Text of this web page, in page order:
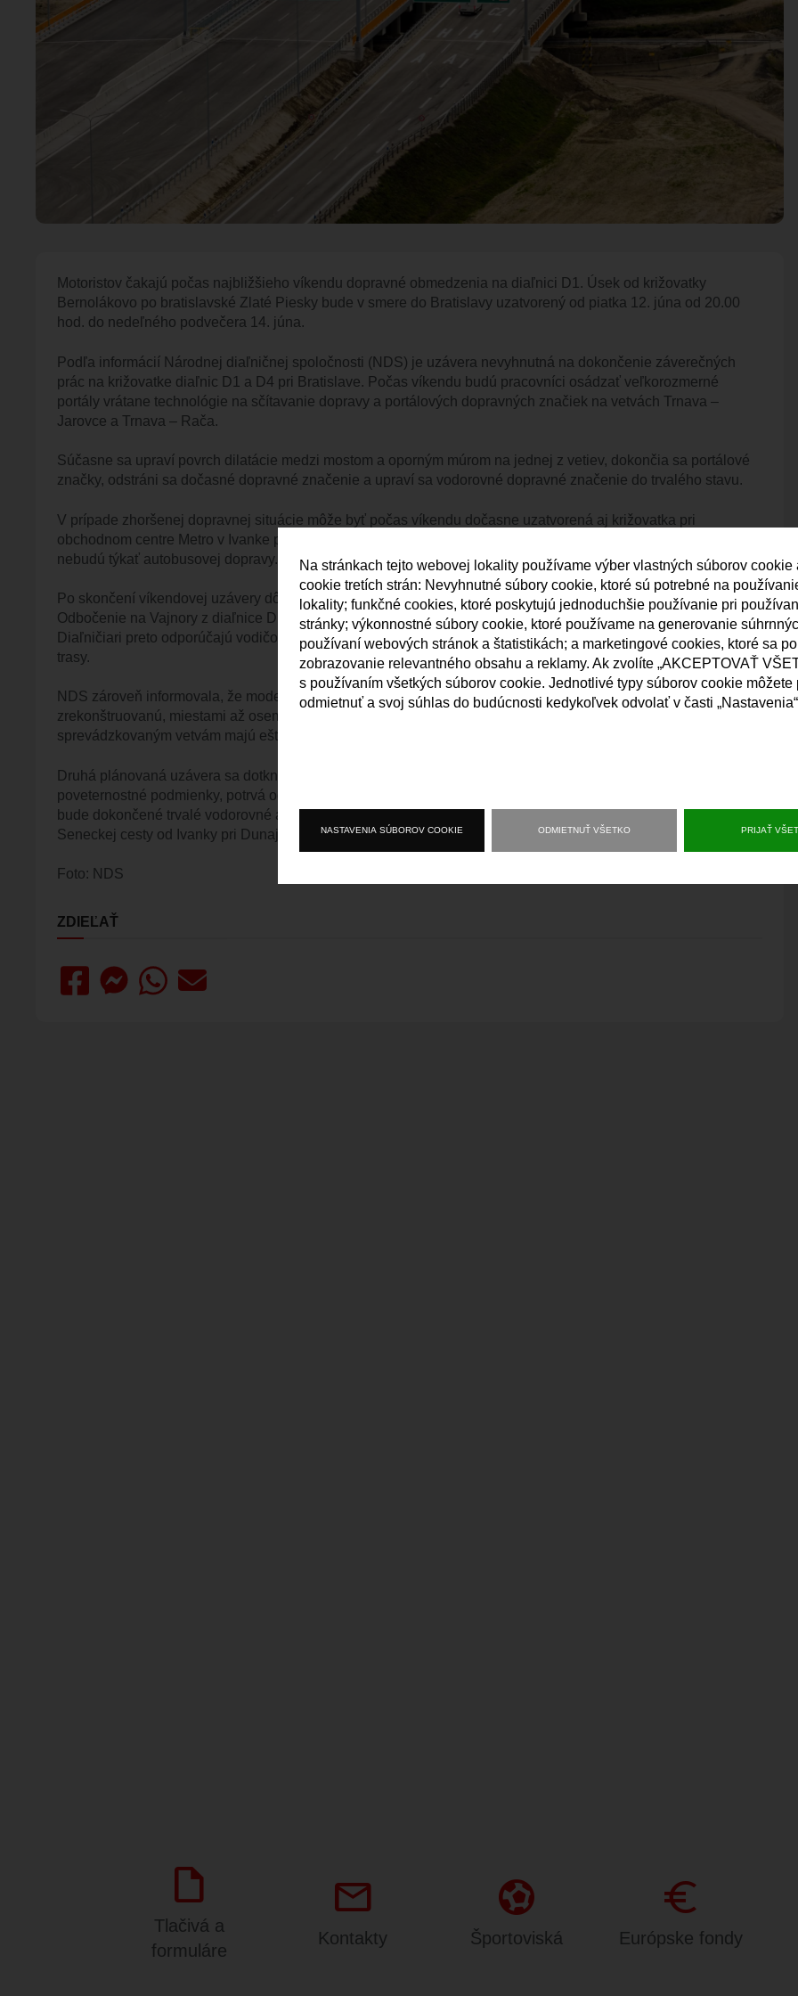
ROZVOJOVÉ LOKALITY
Motoristov čakajú počas najbližšieho víkendu dopravné obmedzenia na diaľnici D1. Úsek od križovatky
Bernolákovo po bratislavské Zlaté Piesky bude v smere do Bratislavy uzatvorený od piatka 12. júna od 20.00
hod. do nedeľného podvečera 14. júna.
Podľa informácií Národnej diaľničnej spoločnosti (NDS) je uzávera nevyhnutná na dokončenie záverečných
prác na križovatke diaľnic D1 a D4 pri Bratislave. Počas víkendu budú pracovníci osádzať veľkorozmerné
portály vrátane technológie na sčítavanie dopravy a portálových dopravných značiek na vetvách Trnava –
Jarovce a Trnava – Rača.
Súčasne sa upraví povrch dilatácie medzi mostom a oporným múrom na jednej z vetiev, dokončia sa portálové
značky, odstráni sa dočasné dopravné značenie a upraví sa vodorovné dopravné značenie do trvalého stavu.
V prípade zhoršenej dopravnej situácie môže byť počas víkendu dočasne uzatvorená aj križovatka pri
obchodnom centre Metro v Ivanke pri Dunaji a križovanie cesty I/61 s Nádražnou ulicou. Tieto opatrenia sa však
nebudú týkať autobusovej dopravy.
Po skončení víkendovej uzávery dôjde podľa NDS aj k zmene dopravného režimu pri Vajnorskom jazere.
Odbočenie na Vajnory z diaľnice D1 v smere od Trnavy bude možné najneskôr v križovatke Ivanka sever.
Diaľničiari preto odporúčajú vodičom sledovať nové trvalé dopravné značenie a nespoliehať sa na doterajšie
trasy.
NDS zároveň informovala, že modernizácia D1 pred Bratislavou sa blíži k záveru. Motoristi už dnes využívajú
zrekonštruovanú, miestami až osempruhovú diaľnicu a nové prepojenia medzi D1 a obchvatom D4. K piatim už
sprevádzkovaným vetvám majú ešte počas tejto stavebnej sezóny pribudnúť ďalšie tri.
Druhá plánovaná uzávera sa dotkne vetvy z D4 od Jaroviec na D1 v smere na Trnavu. Ak to umožnia
poveternostné podmienky, potrvá od polnoci vo štvrtok 18. júna do nedeľného popoludnia 21. júna. Počas nej
bude dokončené trvalé vodorovné a zvislé dopravné značenie. Súčasne bude uzatvorený aj výjazd zo starej
Seneckej cesty od Ivanky pri Dunaji na diaľnicu D4.
Foto: NDS
ZDIEĽAŤ
draft
Tlačivá a
formuláre
mail
Kontakty
sports_and_outdoors
Športoviská
Euro
Európske fondy
Na stránkach tejto webovej lokality používame výber vlastných súborov cookie
cookie tretích strán: Nevyhnutné súbory cookie, ktoré sú potrebné na
lokality; funkčné cookies, ktoré poskytujú jednoduchšie používanie pri
stránky; výkonnostné súbory cookie, ktoré používame na generovanie
používaní webových stránok a štatistikách; a marketingové cookies, ktoré sa
zobrazovanie relevantného obsahu a reklamy. Ak zvolíte „AKCEPTOVAŤ
s používaním všetkých súborov cookie. Jednotlivé typy súborov cookie môžete
odmietnuť a svoj súhlas do budúcnosti kedykoľvek odvolať v časti
NASTAVENIA SÚBOROV COOKIE ODMIETNUŤ VŠETKO PRIJAŤ